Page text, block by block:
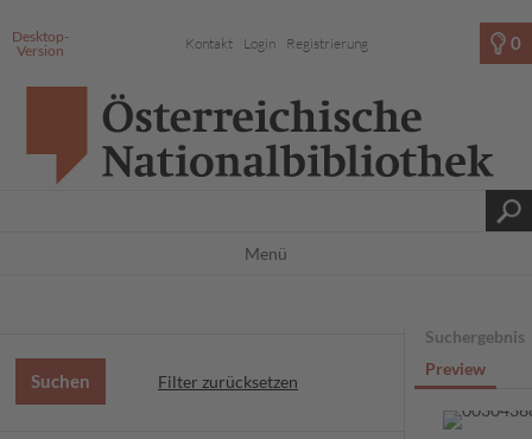
Desktop-
Version
Kontakt Login Registrierung 0
Menü
Filter zurücksetzen
Suchergebnis
Preview